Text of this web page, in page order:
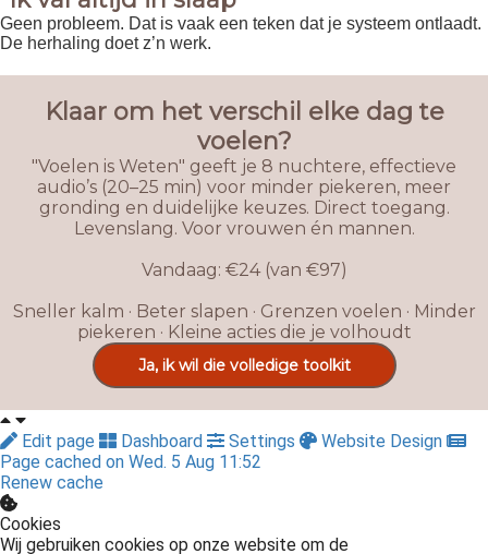
Geen probleem. Dat is vaak een teken dat je systeem ontlaadt.
De herhaling doet z’n werk.
Klaar om het verschil elke dag te
voelen?
"Voelen is Weten" geeft je 8 nuchtere, effectieve
audio’s (20–25 min) voor minder piekeren, meer
gronding en duidelijke keuzes. Direct toegang.
Levenslang. Voor vrouwen én mannen.
Vandaag: €24 (van €97)
Sneller kalm · Beter slapen · Grenzen voelen · Minder
piekeren · Kleine acties die je volhoudt
Ja, ik wil die volledige toolkit
Edit page Dashboard Settings
Website Design
Page cached on Wed. 5 Aug 11:52
Renew cache
Cookies
Wij gebruiken cookies op onze website om de